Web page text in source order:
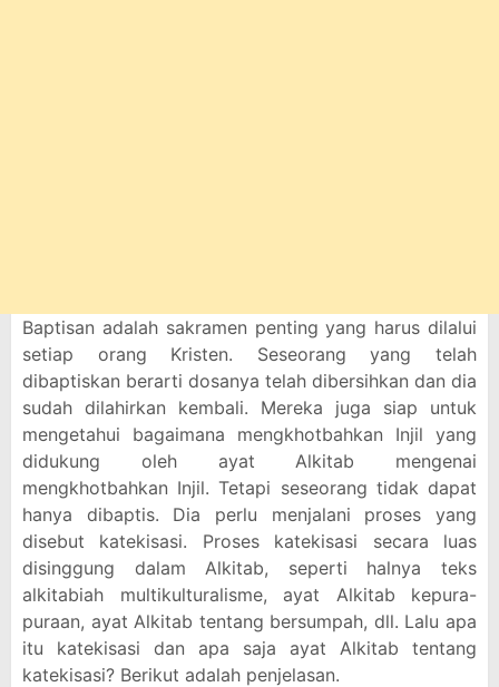
Baptisan adalah sakramen penting yang harus dilalui
setiap orang Kristen. Seseorang yang telah
dibaptiskan berarti dosanya telah dibersihkan dan dia
sudah dilahirkan kembali. Mereka juga siap untuk
mengetahui bagaimana mengkhotbahkan Injil yang
didukung oleh ayat Alkitab mengenai
mengkhotbahkan Injil. Tetapi seseorang tidak dapat
hanya dibaptis. Dia perlu menjalani proses yang
disebut katekisasi. Proses katekisasi secara luas
disinggung dalam Alkitab, seperti halnya teks
alkitabiah multikulturalisme, ayat Alkitab kepura-
puraan, ayat Alkitab tentang bersumpah, dll. Lalu apa
itu katekisasi dan apa saja ayat Alkitab tentang
katekisasi? Berikut adalah penjelasan.